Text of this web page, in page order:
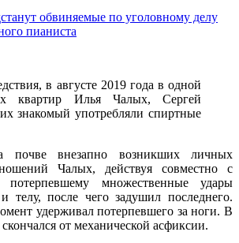
в августе 2019 года в одной
квартир Илья Чалых, Сергей
знакомый употребляли спиртные
внезапно возникших личных
Чалых, действуя совместно с
потерпевшему множественные удары
телу, после чего задушил последнего.
удерживал потерпевшего за ноги. В
от механической асфиксии.